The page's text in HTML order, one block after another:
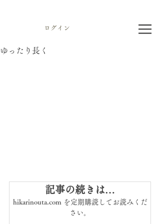
ログイン
ゆったり長く
記事の続きは…
hikarinouta.com を定期購読してお読みくだ
さい。